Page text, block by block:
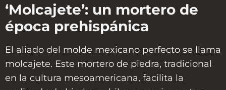
‘Molcajete’: un mortero de
época prehispánica
El aliado del molde mexicano perfecto se llama
molcajete. Este mortero de piedra, tradicional
en la cultura mesoamericana, facilita la